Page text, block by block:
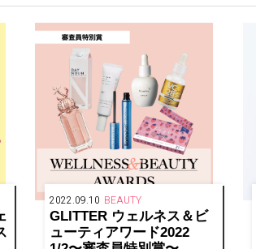
2022.09.10 BEAUTY
GLITTER ウェルネス＆ビ
ューティアワード2022